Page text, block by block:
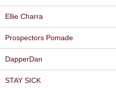
Ellie Charra
Prospectors Pomade
DapperDan
STAY SICK